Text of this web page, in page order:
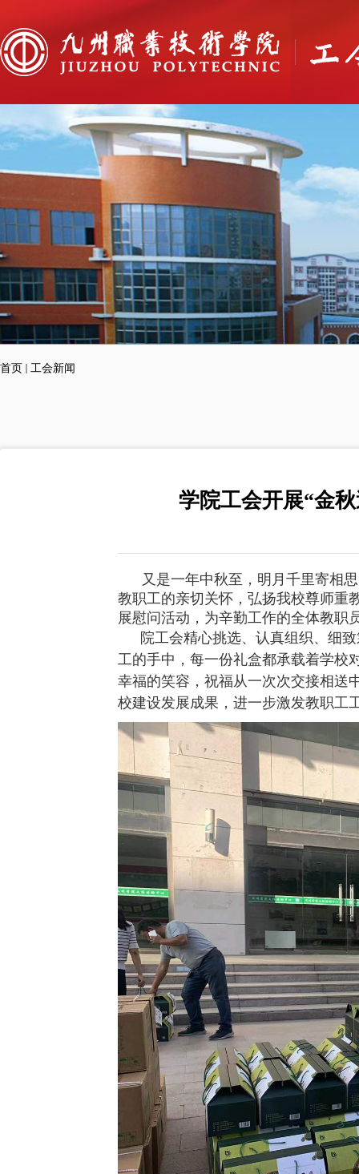
首页 工会新闻
学院工会开展“金
又是一年中秋至，明月千里寄相
教职工的亲切关怀，弘扬我校尊师重
展慰问活动，为辛勤工作的全体教职
院工会精心挑选、认真组织、细
工的手中，每一份礼盒都承载着学校
幸福的笑容，祝福从一次次交接相送
校建设发展成果，进一步激发教职工